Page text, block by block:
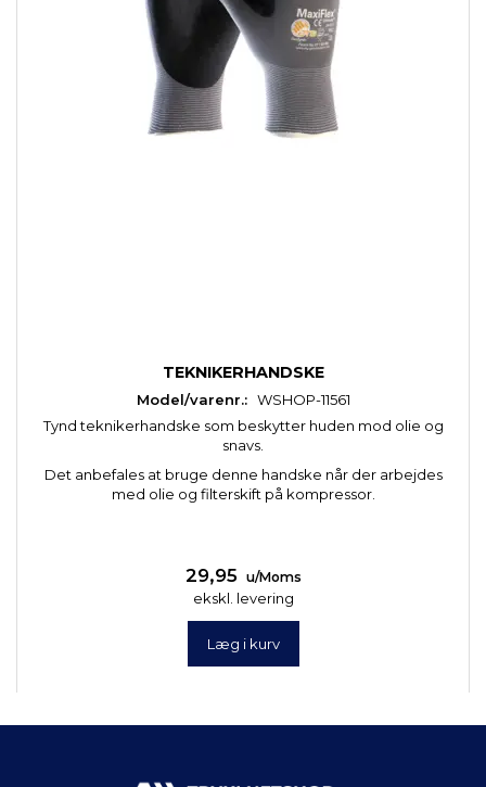
TEKNIKERHANDSKE
Model/varenr.: WSHOP-11561
Tynd teknikerhandske som beskytter huden mod olie og
snavs.
Det anbefales at bruge denne handske når der arbejdes
med olie og filterskift på kompressor.
29,95 u/Moms
ekskl. levering
Læg i kurv